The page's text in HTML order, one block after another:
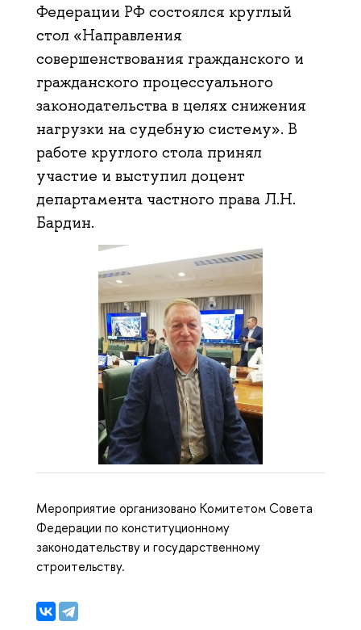
Федерации РФ состоялся круглый
стол «Направления
совершенствования гражданского и
гражданского процессуального
законодательства в целях снижения
нагрузки на судебную систему». В
работе круглого стола принял
участие и выступил доцент
департамента частного права Л.Н.
Бардин.
Мероприятие организовано Комитетом Совета
Федерации по конституционному
законодательству и государственному
строительству.